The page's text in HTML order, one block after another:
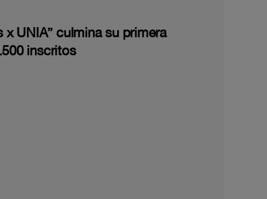
x UNIA” culmina su primera
inscritos